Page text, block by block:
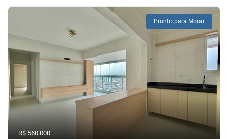
Pronto para Morar
R$ 560.000